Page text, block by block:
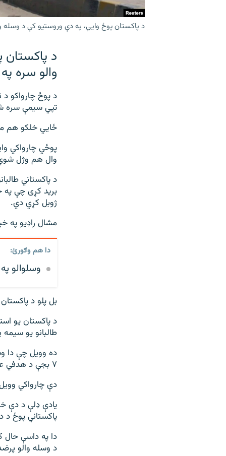
د پاکستان پوځ وايي، په دې وروستیو کې د
د
والو سره
تپي سیمې سره
ځايي خلکو هم
پوځي چارواکي
وال هم وژل شوي
د پاکستاني
ژوبل کړي دي.
مشال راډیو په
دا هم وګورئ:
وسلوالو په
بل پلو د
طالبانو يو
۷ بجې د هدفي عملیاتو پر مهال وژلي دي.
دې چارواکي
یادې ډلې د دې
پاکستاني پوځ
دا په داسې
د وسله والو